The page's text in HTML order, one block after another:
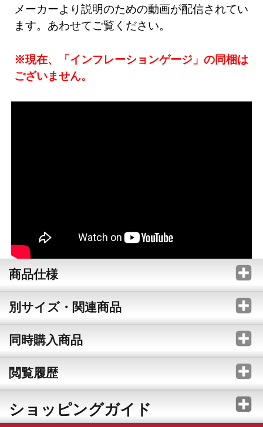
メーカーより説明のための動画が配信されてい
ます。あわせてご覧ください。
※現在、「インフレーションゲージ」の同梱は
ございません。
商品仕様
別サイズ・関連商品
同時購入商品
閲覧履歴
ショッピングガイド